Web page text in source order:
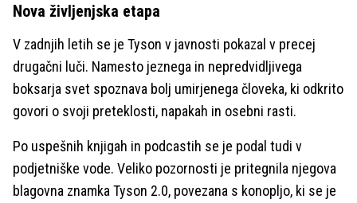
Nova življenjska etapa
V zadnjih letih se je Tyson v javnosti pokazal v precej
drugačni luči. Namesto jeznega in nepredvidljivega
boksarja svet spoznava bolj umirjenega človeka, ki odkrito
govori o svoji preteklosti, napakah in osebni rasti.
Po uspešnih knjigah in podcastih se je podal tudi v
podjetniške vode. Veliko pozornosti je pritegnila njegova
blagovna znamka Tyson 2.0, povezana s konopljo, ki se je